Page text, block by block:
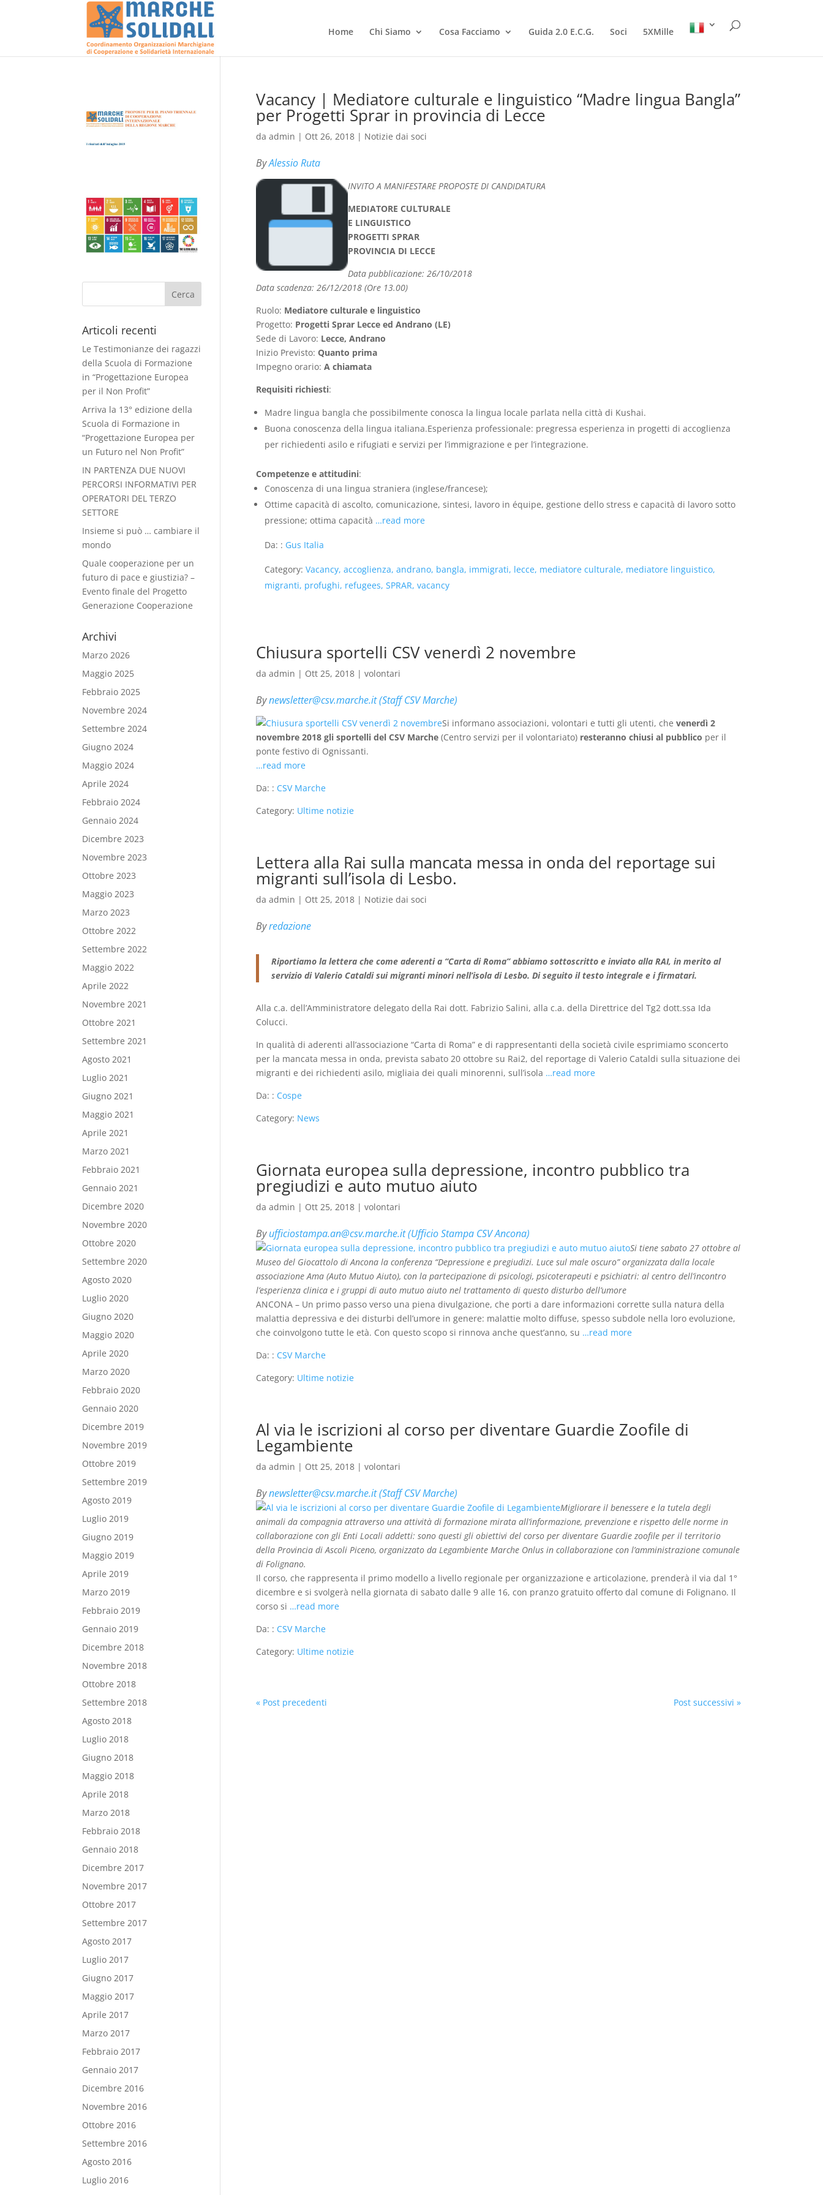
Home Chi Siamo Cosa Facciamo Guida 2.0 E.C.G. Soci 5XMille
Vacancy | Mediatore culturale e linguistico “Madre lingua Bangla”
per Progetti Sprar in provincia di Lecce
da admin | Ott 26, 2018| Notizie dai soci
ByAlessio Ruta
INVITO A MANIFESTARE PROPOSTE DI CANDIDATURA
MEDIATORE CULTURALE
E LINGUISTICO
PROGETTI SPRAR
PROVINCIA DI LECCE
Data pubblicazione: 26/10/2018
Data scadenza: 26/12/2018 (Ore 13.00)
Ruolo: Mediatore culturale e linguistico
Progetto: Progetti Sprar Lecce ed Andrano (LE)
Sede di Lavoro: Lecce, Andrano
Inizio Previsto: Quanto prima
Impegno orario: A chiamata
Requisiti richiesti:
Madre lingua bangla che possibilmente conosca la lingua locale parlata nella città di Kushai.
Buona conoscenza della lingua italiana.Esperienza professionale: pregressa esperienza in progetti di accoglienza
per richiedenti asilo e rifugiati e servizi per l’immigrazione e per l’integrazione.
Competenze e attitudini:
Conoscenza di una lingua straniera (inglese/francese);
Ottime capacità di ascolto, comunicazione, sintesi, lavoro in équipe, gestione dello stress e capacità di lavoro sotto
pressione; ottima capacità …read more
Da: : Gus Italia
Category: Vacancy, accoglienza, andrano, bangla, immigrati, lecce, mediatore culturale, mediatore linguistico,
migranti, profughi, refugees, SPRAR, vacancy
Chiusura sportelli CSV venerdì 2 novembre
da admin | Ott 25, 2018| volontari
Bynewsletter@csv.marche.it (Staff CSV Marche)
Si informano associazioni, volontari e tutti gli utenti, che venerdì 2
novembre 2018 gli sportelli del CSV Marche(Centro servizi per il volontariato) resteranno chiusi al pubblico per il
ponte festivo di Ognissanti.
…read more
Da: : CSV Marche
Category: Ultime notizie
Lettera alla Rai sulla mancata messa in onda del reportage sui
migranti sull’isola di Lesbo.
da admin | Ott 25, 2018| Notizie dai soci
Byredazione
Riportiamo la lettera che come aderenti a “Carta di Roma” abbiamo sottoscritto e inviato alla RAI, in merito al
servizio di Valerio Cataldi sui migranti minori nell’isola di Lesbo. Di seguito il testo integrale e i firmatari.
Alla c.a. dell’Amministratore delegato della Rai dott. Fabrizio Salini, alla c.a. della Direttrice del Tg2 dott.ssa Ida
Colucci.
In qualità di aderenti all’associazione “Carta di Roma” e di rappresentanti della società civile esprimiamo sconcerto
per la mancata messa in onda, prevista sabato 20 ottobre su Rai2, del reportage di Valerio Cataldi sulla situazione dei
migranti e dei richiedenti asilo, migliaia dei quali minorenni, sull’isola …read more
Da: : Cospe
Category: News
Giornata europea sulla depressione, incontro pubblico tra
pregiudizi e auto mutuo aiuto
da admin | Ott 25, 2018| volontari
Byufficiostampa.an@csv.marche.it (Ufficio Stampa CSV Ancona)
Si tiene sabato 27 ottobre al
Museo del Giocattolo di Ancona la conferenza “Depressione e pregiudizi. Luce sul male oscuro” organizzata dalla locale
associazione Ama (Auto Mutuo Aiuto), con la partecipazione di psicologi, psicoterapeuti e psichiatri: al centro dell’incontro
l’esperienza clinica e i gruppi di auto mutuo aiuto nel trattamento di questo disturbo dell’umore
ANCONA – Un primo passo verso una piena divulgazione, che porti a dare informazioni corrette sulla natura della
malattia depressiva e dei disturbi dell’umore in genere: malattie molto diffuse, spesso subdole nella loro evoluzione,
che coinvolgono tutte le età. Con questo scopo si rinnova anche quest’anno, su …read more
Da: : CSV Marche
Category: Ultime notizie
Al via le iscrizioni al corso per diventare Guardie Zoofile di
Legambiente
da admin | Ott 25, 2018| volontari
Bynewsletter@csv.marche.it (Staff CSV Marche)
Migliorare il benessere e la tutela degli
animali da compagnia attraverso una attività di formazione mirata all’informazione, prevenzione e rispetto delle norme in
collaborazione con gli Enti Locali addetti: sono questi gli obiettivi del corso per diventare Guardie zoofile per il territorio
della Provincia di Ascoli Piceno, organizzato da Legambiente Marche Onlus in collaborazione con l’amministrazione comunale
di Folignano.
Il corso, che rappresenta il primo modello a livello regionale per organizzazione e articolazione, prenderà il via dal 1°
dicembre e si svolgerà nella giornata di sabato dalle 9 alle 16, con pranzo gratuito offerto dal comune di Folignano. Il
corso si …read more
Da: : CSV Marche
Category: Ultime notizie
« Post precedenti Post successivi »
Articoli recenti
Le Testimonianze dei ragazzi
della Scuola di Formazione
in “Progettazione Europea
per il Non Profit”
Arriva la 13° edizione della
Scuola di Formazione in
“Progettazione Europea per
un Futuro nel Non Profit”
IN PARTENZA DUE NUOVI
PERCORSI INFORMATIVI PER
OPERATORI DEL TERZO
SETTORE
Insieme si può … cambiare il
mondo
Quale cooperazione per un
futuro di pace e giustizia? –
Evento finale del Progetto
Generazione Cooperazione
Archivi
Marzo 2026
Maggio 2025
Febbraio 2025
Novembre 2024
Settembre 2024
Giugno 2024
Maggio 2024
Aprile 2024
Febbraio 2024
Gennaio 2024
Dicembre 2023
Novembre 2023
Ottobre 2023
Maggio 2023
Marzo 2023
Ottobre 2022
Settembre 2022
Maggio 2022
Aprile 2022
Novembre 2021
Ottobre 2021
Settembre 2021
Agosto 2021
Luglio 2021
Giugno 2021
Maggio 2021
Aprile 2021
Marzo 2021
Febbraio 2021
Gennaio 2021
Dicembre 2020
Novembre 2020
Ottobre 2020
Settembre 2020
Agosto 2020
Luglio 2020
Giugno 2020
Maggio 2020
Aprile 2020
Marzo 2020
Febbraio 2020
Gennaio 2020
Dicembre 2019
Novembre 2019
Ottobre 2019
Settembre 2019
Agosto 2019
Luglio 2019
Giugno 2019
Maggio 2019
Aprile 2019
Marzo 2019
Febbraio 2019
Gennaio 2019
Dicembre 2018
Novembre 2018
Ottobre 2018
Settembre 2018
Agosto 2018
Luglio 2018
Giugno 2018
Maggio 2018
Aprile 2018
Marzo 2018
Febbraio 2018
Gennaio 2018
Dicembre 2017
Novembre 2017
Ottobre 2017
Settembre 2017
Agosto 2017
Luglio 2017
Giugno 2017
Maggio 2017
Aprile 2017
Marzo 2017
Febbraio 2017
Gennaio 2017
Dicembre 2016
Novembre 2016
Ottobre 2016
Settembre 2016
Agosto 2016
Luglio 2016